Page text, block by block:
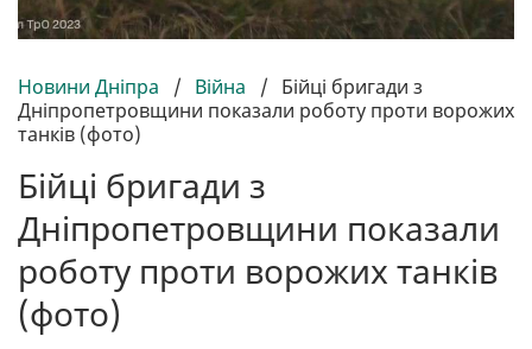
Новини Дніпра / Війна / Бійці бригади з
Дніпропетровщини показали роботу проти ворожих
танків (фото)
Бійці бригади з
Дніпропетровщини показали
роботу проти ворожих танків
(фото)